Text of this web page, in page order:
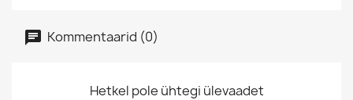
Kommentaarid (0)
Hetkel pole ühtegi ülevaadet